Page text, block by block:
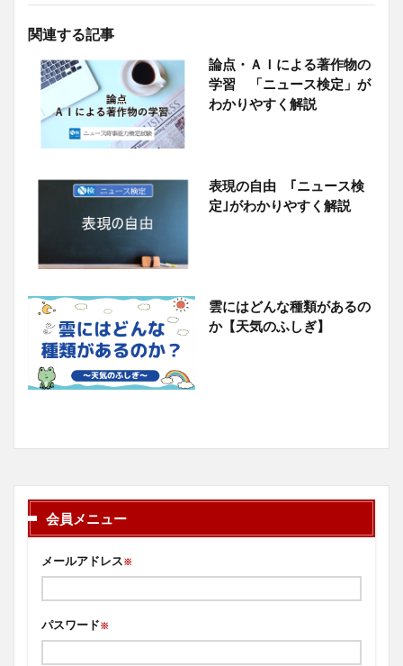
関連する記事
論点・ＡＩによる著作物の
学習 「ニュース検定」が
わかりやすく解説
表現の自由 ｢ニュース検
定｣がわかりやすく解説
雲にはどんな種類があるの
か【天気のふしぎ】
会員メニュー
メールアドレス※
パスワード※